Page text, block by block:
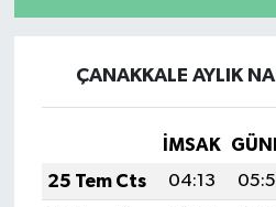
ÇANAKKALE AYLIK
İMSAK
25 Tem Cts
04:13